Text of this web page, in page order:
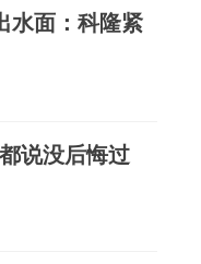
水面：科隆紧
说没后悔过